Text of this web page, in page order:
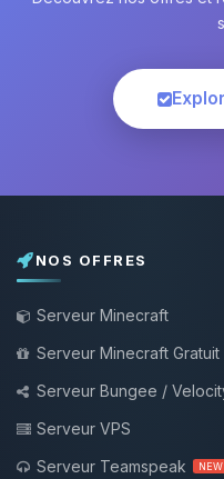
NOS OFFRES
Serveur Minecraft
Serveur Minecraft Gratuit
Serveur Bungee /
Serveur VPS
Serveur Teamspeak